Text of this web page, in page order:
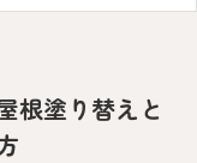
根塗り替えと